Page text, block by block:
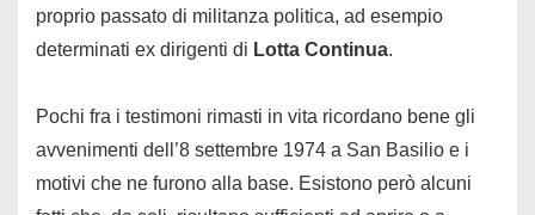
proprio passato di militanza politica, ad esempio
determinati ex dirigenti di Lotta Continua.
Pochi fra i testimoni rimasti in vita ricordano bene gli
avvenimenti dell’8 settembre 1974 a San Basilio e i
motivi che ne furono alla base. Esistono però alcuni